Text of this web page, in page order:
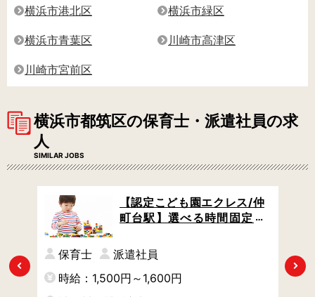
横浜市港北区 横浜市緑区
横浜市青葉区 川崎市高津区
川崎市宮前区
横浜市都筑区の保育士・派遣社員の求
人
SIMILAR JOBS
Previous
【認定こども園エクレス/仲
町台駅】選べる時間固定シ
テッソーリ教育を軸にした
保育士
派遣社員
時給：1,500円～1,600円
Next